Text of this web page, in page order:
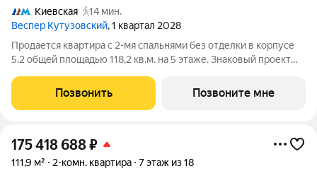
Киевская
14 мин.
Веспер Кутузовский, 1 квартал 2028
Продается квартира с 2-мя спальнями без отделки в корпусе
5.2 общей площадью 118,2 кв.м. на 5 этаже. Знаковый проект
Квартал площадью 3,7 га расположен на Кутузовском
проспекте и воплощает новую
Позвонить Позвоните мне
175 418 688₽
111,9 м² 2-комн. квартира 7 этаж из 18